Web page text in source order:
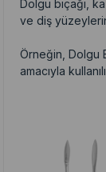
Dolgu bıçağı,
ve diş
Örneğin, Dolgu
amacıyla